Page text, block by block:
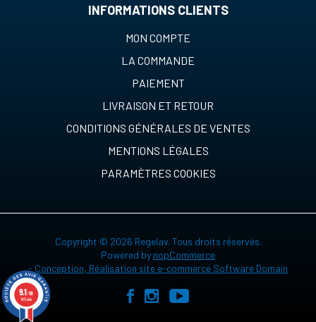
INFORMATIONS CLIENTS
MON COMPTE
LA COMMANDE
PAIEMENT
LIVRAISON ET RETOUR
CONDITIONS GÉNÉRALES DE VENTES
MENTIONS LÉGALES
PARAMÈTRES COOKIES
Copyright © 2026 Regelav. Tous droits réservés.
Powered by nopCommerce
- Conception, Réalisation site e-commerce Software Domain
9.1/10
149 avis